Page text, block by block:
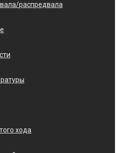
распредвала
хода